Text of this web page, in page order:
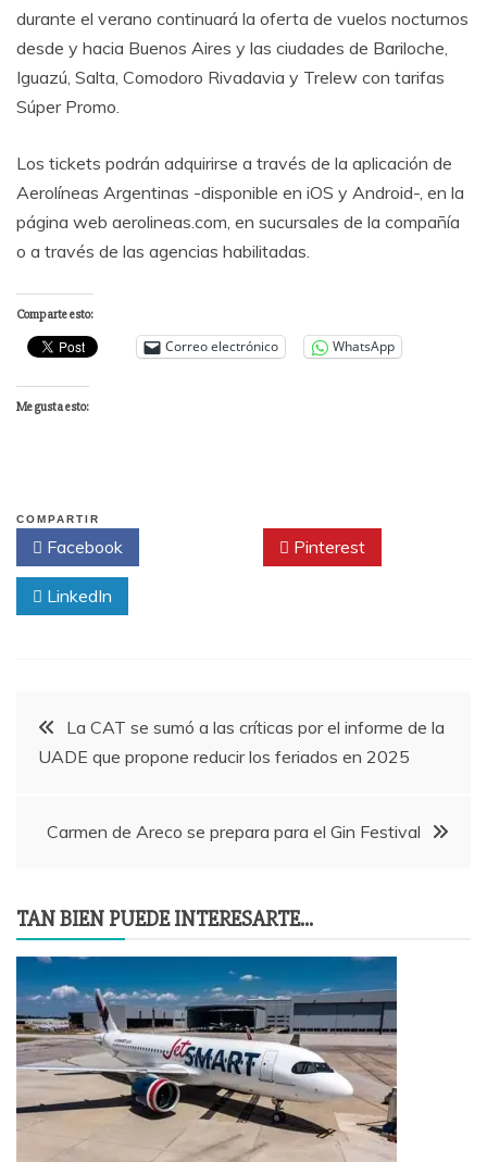
durante el verano continuará la oferta de vuelos nocturnos
desde y hacia Buenos Aires y las ciudades de Bariloche,
Iguazú, Salta, Comodoro Rivadavia y Trelew con tarifas
Súper Promo.
Los tickets podrán adquirirse a través de la aplicación de
Aerolíneas Argentinas -disponible en iOS y Android-, en la
página web aerolineas.com, en sucursales de la compañía
o a través de las agencias habilitadas.
Comparte esto:
Correo electrónico WhatsApp
Me gusta esto:
COMPARTIR
Facebook Pinterest
LinkedIn
Navegación
de
entradas
La CAT se sumó a las críticas por el informe de la
UADE que propone reducir los feriados en 2025
Carmen de Areco se prepara para el Gin Festival
TAN BIEN PUEDE INTERESARTE...